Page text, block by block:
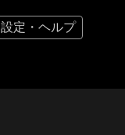
設定・ヘルプ